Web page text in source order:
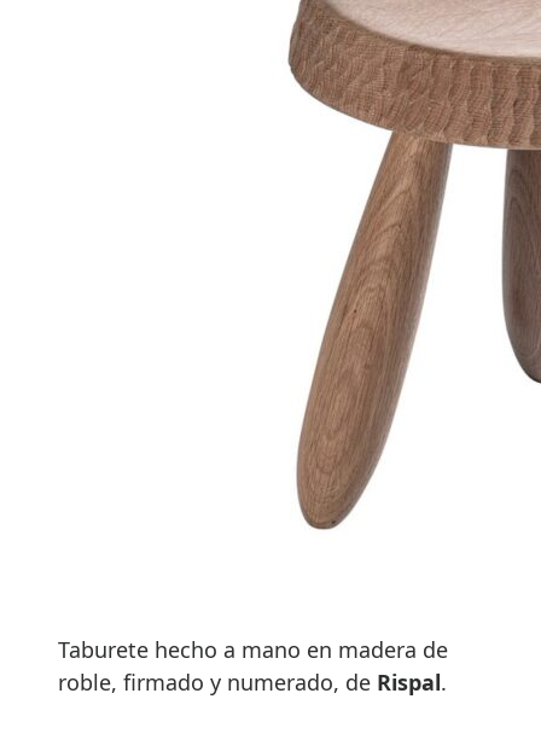
Taburete hecho a mano en madera de
roble, firmado y numerado, de Rispal.